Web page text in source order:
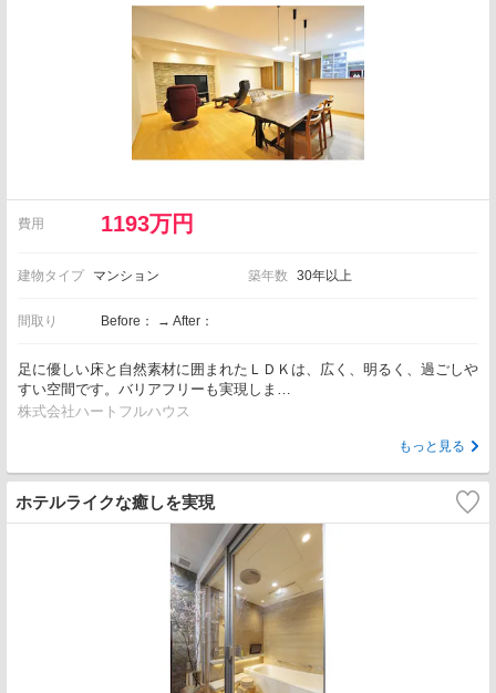
費用 1193万円
建物タイプ マンション 築年数 30年以上
間取り Before： → After：
足に優しい床と自然素材に囲まれたＬＤＫは、広く、明るく、過ごしや
すい空間です。バリアフリーも実現しま…
株式会社ハートフルハウス
もっと見る
ホテルライクな癒しを実現